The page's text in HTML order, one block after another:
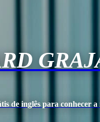
de inglês para conhecer